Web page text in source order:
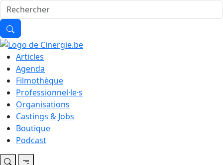
Articles
Agenda
Filmothèque
Professionnel·le·s
Organisations
Castings & Jobs
Boutique
Podcast